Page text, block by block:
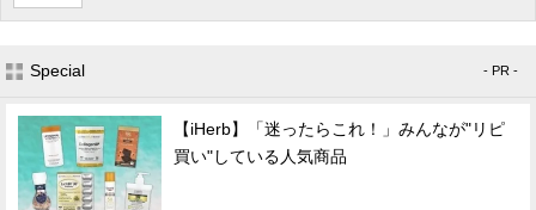
Special - PR -
【iHerb】「迷ったらこれ！」みんなが"リピ
買い"している人気商品